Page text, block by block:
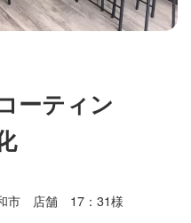
ーティン
市 店舗 17：31様